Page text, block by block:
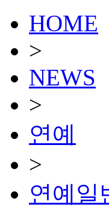
HOME
>
NEWS
>
연예
>
연예일